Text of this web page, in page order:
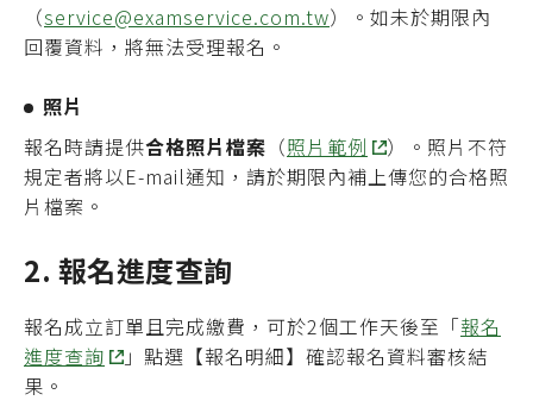
（service@examservice.com.tw）。如未於期限內
回覆資料，將無法受理報名。
照片
報名時請提供合格照片檔案 （照片範例
）。照片不符
規定者將以E-mail通知，請於期限內補上傳您的合格照
片檔案。
2. 報名進度查詢
報名成立訂單且完成繳費，可於2個工作天後至「報名
進度查詢
」點選【報名明細】確認報名資料審核結
果。